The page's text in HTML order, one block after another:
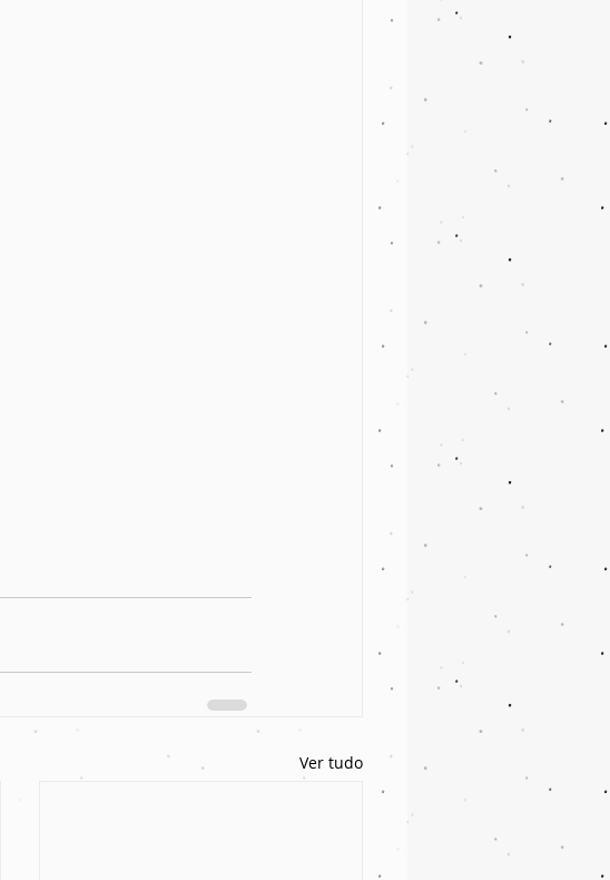
Ver tudo